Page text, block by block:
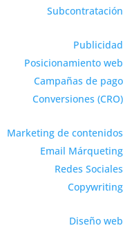
Subcontratación
Publicidad
Posicionamiento web
Campañas de pago
Conversiones (CRO)
Marketing de contenidos
Email Márqueting
Redes Sociales
Copywriting
Diseño web